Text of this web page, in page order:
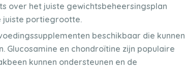
over het juiste gewichtsbeheersingsplan
juiste portiegrootte.
beschikbaar die kunnen
Glucosamine en chondroïtine zijn populaire
kunnen ondersteunen en de